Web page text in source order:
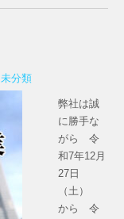
未分類
弊社は誠
に勝手な
がら 令
和7年12月
27日
（土）
から 令